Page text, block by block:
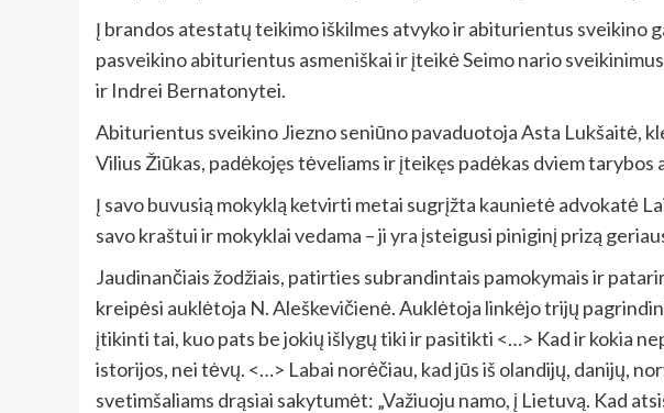
Į brandos atestatų teikimo iškilmes atvyko ir abiturientus sveikino
pasveikino abiturientus asmeniškai ir įteikė Seimo nario
ir Indrei Bernatonytei.
Abiturientus sveikino Jiezno seniūno pavaduotoja Asta Lukšaitė,
Vilius Žiūkas, padėkojęs tėveliams ir įteikęs padėkas dviem
Į savo buvusią mokyklą ketvirti metai sugrįžta kaunietė advokatė
savo kraštui ir mokyklai vedama – ji yra įsteigusi piniginį prizą
Jaudinančiais žodžiais, patirties subrandintais pamokymais ir
kreipėsi auklėtoja N. Aleškevičienė. Auklėtoja linkėjo trijų
įtikinti tai, kuo pats be jokių išlygų tiki ir pasitikti <…> Kad ir kokia
istorijos, nei tėvų. <…> Labai norėčiau, kad jūs iš olandijų, danijų,
svetimšaliams drąsiai sakytumėt: „Važiuoju namo, į Lietuvą. Kad